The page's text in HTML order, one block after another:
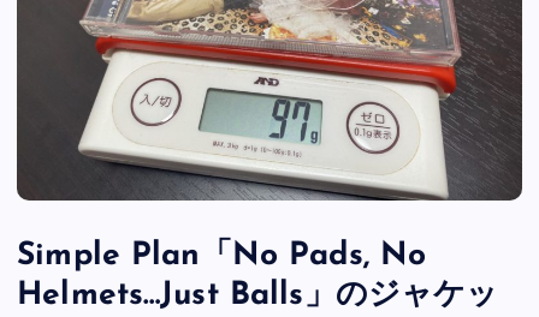
Simple Plan「No Pads, No
Helmets…Just Balls」のジャケッ